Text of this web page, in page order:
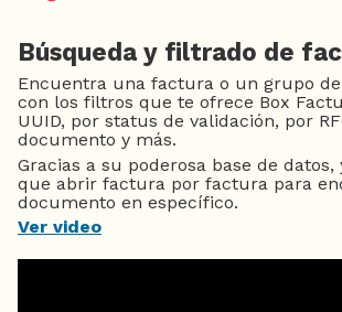
Búsqueda y filtrado de
Encuentra una factura o un grupo
con los filtros que te ofrece Box
UUID, por status de validación, por
documento y más.
Gracias a su poderosa base de datos,
que abrir factura por factura para
documento en específico.
Ver video